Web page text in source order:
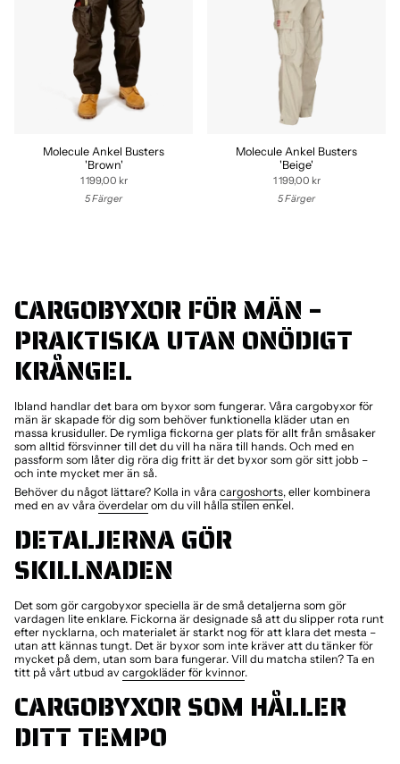
Molecule Ankel Busters
'Brown'
1 199,00 kr
5 Färger
Molecule Ankel Busters
'Beige'
1 199,00 kr
5 Färger
CARGOBYXOR FÖR MÄN –
PRAKTISKA UTAN ONÖDIGT
KRÅNGEL
Ibland handlar det bara om byxor som fungerar. Våra cargobyxor för
män är skapade för dig som behöver funktionella kläder utan en
massa krusiduller. De rymliga fickorna ger plats för allt från småsaker
som alltid försvinner till det du vill ha nära till hands. Och med en
passform som låter dig röra dig fritt är det byxor som gör sitt jobb –
och inte mycket mer än så.
Behöver du något lättare? Kolla in våra cargoshorts, eller kombinera
med en av våra överdelar om du vill hålla stilen enkel.
DETALJERNA GÖR
SKILLNADEN
Det som gör cargobyxor speciella är de små detaljerna som gör
vardagen lite enklare. Fickorna är designade så att du slipper rota runt
efter nycklarna, och materialet är starkt nog för att klara det mesta –
utan att kännas tungt. Det är byxor som inte kräver att du tänker för
mycket på dem, utan som bara fungerar. Vill du matcha stilen? Ta en
titt på vårt utbud av cargokläder för kvinnor.
CARGOBYXOR SOM HÅLLER
DITT TEMPO